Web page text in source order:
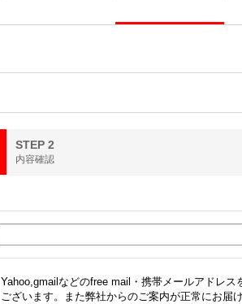
STEP 2
内容確認
Yahoo,gmailなどのfree mail・携帯メールアドレ
ございます。また弊社からのご案内が正常にお届